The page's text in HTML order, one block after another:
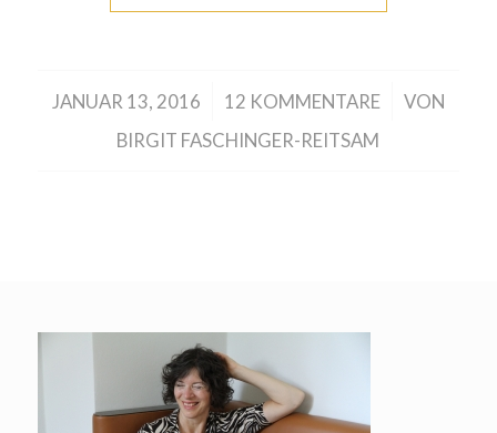
JANUAR 13, 2016
/ 12 KOMMENTARE
/
VON
BIRGIT FASCHINGER-REITSAM